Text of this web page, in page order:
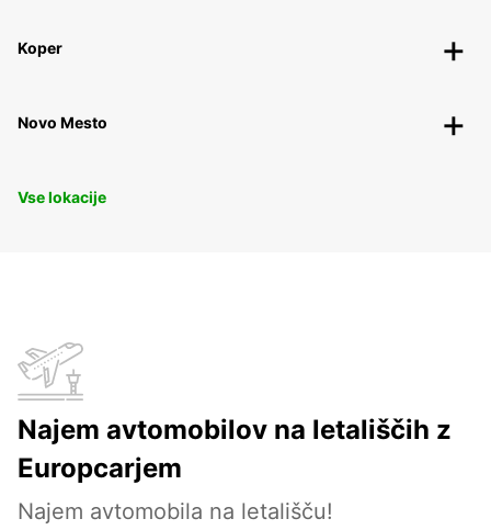
Koper
Novo Mesto
Vse lokacije
Najem avtomobilov na letališčih z
Europcarjem
Najem avtomobila na letališču!